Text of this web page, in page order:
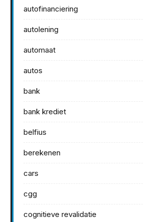
autofinanciering
autolening
automaat
autos
bank
bank krediet
belfius
berekenen
cars
cgg
cognitieve revalidatie